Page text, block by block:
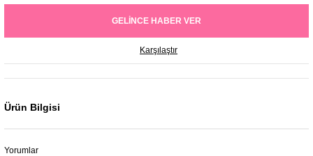
GELINCE HABER VER
Karşılaştır
Ürün Bilgisi
Yorumlar